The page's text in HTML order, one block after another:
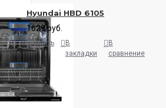
Hyundai HBD 6105
1629 руб.
Купить
В
закладки
В
сравнение